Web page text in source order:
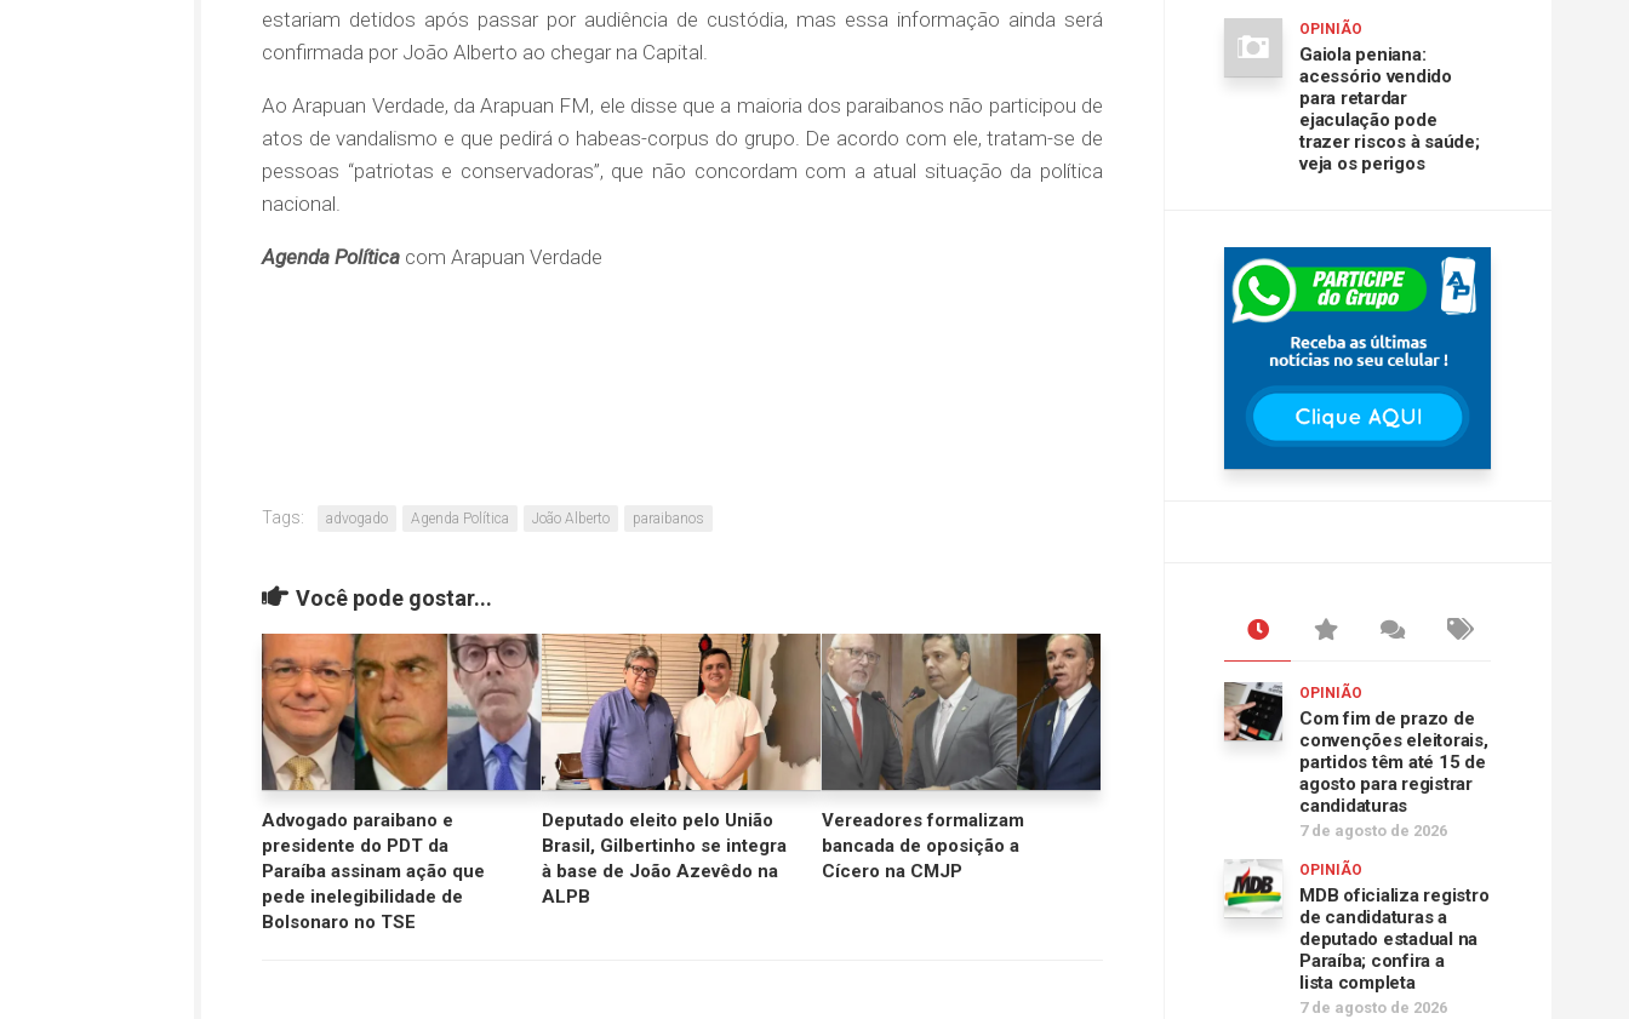
estariam detidos após passar por audiência de custódia, mas essa informação ainda será
confirmada por João Alberto ao chegar na Capital.
Ao Arapuan Verdade, da Arapuan FM, ele disse que a maioria dos paraibanos não participou de
atos de vandalismo e que pedirá o habeas-corpus do grupo. De acordo com ele, tratam-se de
pessoas “patriotas e conservadoras”, que não concordam com a atual situação da política
nacional.
Agenda Política com Arapuan Verdade
Tags: advogado Agenda Política João Alberto paraibanos
Você pode gostar...
Advogado paraibano e
presidente do PDT da
Paraíba assinam ação que
pede inelegibilidade de
Bolsonaro no TSE
Deputado eleito pelo União
Brasil, Gilbertinho se integra
à base de João Azevêdo na
ALPB
Vereadores formalizam
bancada de oposição a
Cícero na CMJP
OPINIÃO
Gaiola peniana:
acessório vendido
para retardar
ejaculação pode
trazer riscos à saúde;
veja os perigos
OPINIÃO
Com fim de prazo de
convenções eleitorais,
partidos têm até 15 de
agosto para registrar
candidaturas
7 de agosto de 2026
OPINIÃO
MDB oficializa registro
de candidaturas a
deputado estadual na
Paraíba; confira a
lista completa
7 de agosto de 2026